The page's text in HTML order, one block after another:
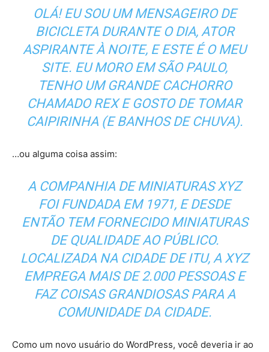
OLÁ! EU SOU UM MENSAGEIRO DE
BICICLETA DURANTE O DIA, ATOR
ASPIRANTE À NOITE, E ESTE É O MEU
SITE. EU MORO EM SÃO PAULO,
TENHO UM GRANDE CACHORRO
CHAMADO REX E GOSTO DE TOMAR
CAIPIRINHA (E BANHOS DE CHUVA).
…ou alguma coisa assim:
A COMPANHIA DE MINIATURAS XYZ
FOI FUNDADA EM 1971, E DESDE
ENTÃO TEM FORNECIDO MINIATURAS
DE QUALIDADE AO PÚBLICO.
LOCALIZADA NA CIDADE DE ITU, A XYZ
EMPREGA MAIS DE 2.000 PESSOAS E
FAZ COISAS GRANDIOSAS PARA A
COMUNIDADE DA CIDADE.
Como um novo usuário do WordPress, você deveria ir ao